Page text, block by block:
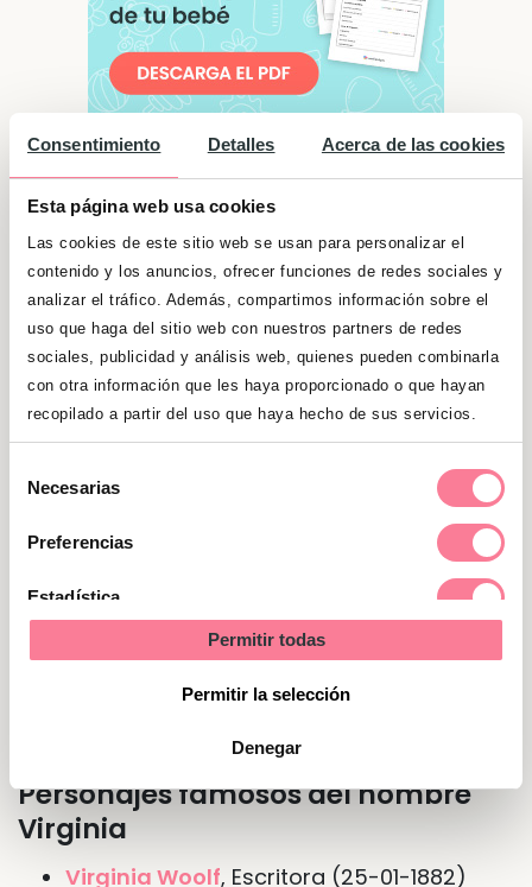
Consentimiento Detalles Acerca de las cookies
Esta página web usa cookies
Las cookies de este sitio web se usan para personalizar el
contenido y los anuncios, ofrecer funciones de redes sociales y
analizar el tráfico. Además, compartimos información sobre el
uso que haga del sitio web con nuestros partners de redes
sociales, publicidad y análisis web, quienes pueden combinarla
con otra información que les haya proporcionado o que hayan
recopilado a partir del uso que haya hecho de sus servicios.
Necesarias
Preferencias
Estadística
Permitir todas
Permitir la selección
Denegar
Significado de "Virginia"
Muy alegres, alegría que son capaces de
contagiar a quienes están a su lado.
Sociables y empáticas, se preocupan mucho
por familiares y amigos. Con confianza y
seguridad en sí mismas, luchan hasta
conseguir sus objetivos. Valoran la lealtad.
Nombre de Virginia en otras
lenguas o idiomas
Engallego Virxinia
Eninglés Geena
Ginger
Personajes famosos del nombre
Virginia
Virginia Woolf, Escritora (25-01-1882)